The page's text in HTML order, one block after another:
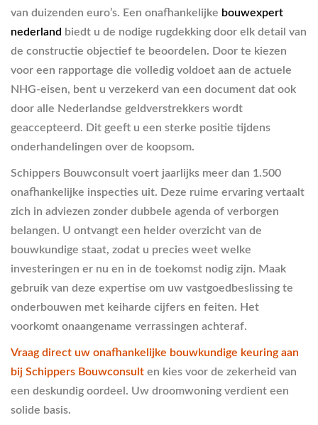
van duizenden euro’s. Een onafhankelijke bouwexpert
nederland biedt u de nodige rugdekking door elk detail van
de constructie objectief te beoordelen. Door te kiezen
voor een rapportage die volledig voldoet aan de actuele
NHG-eisen, bent u verzekerd van een document dat ook
door alle Nederlandse geldverstrekkers wordt
geaccepteerd. Dit geeft u een sterke positie tijdens
onderhandelingen over de koopsom.
Schippers Bouwconsult voert jaarlijks meer dan 1.500
onafhankelijke inspecties uit. Deze ruime ervaring vertaalt
zich in adviezen zonder dubbele agenda of verborgen
belangen. U ontvangt een helder overzicht van de
bouwkundige staat, zodat u precies weet welke
investeringen er nu en in de toekomst nodig zijn. Maak
gebruik van deze expertise om uw vastgoedbeslissing te
onderbouwen met keiharde cijfers en feiten. Het
voorkomt onaangename verrassingen achteraf.
Vraag direct uw onafhankelijke bouwkundige keuring aan
bij Schippers Bouwconsult en kies voor de zekerheid van
een deskundig oordeel. Uw droomwoning verdient een
solide basis.